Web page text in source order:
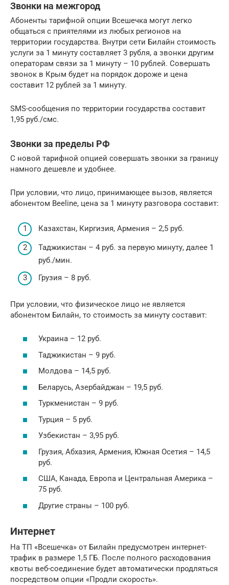
Звонки на межгород
Абоненты тарифной опции Всешечка могут легко
общаться с приятелями из любых регионов на
территории государства. Внутри сети Билайн стоимость
услуги за 1 минуту составляет 3 рубля, а звонки другим
операторам связи за 1 минуту – 10 рублей. Совершать
звонок в Крым будет на порядок дороже и цена
составит 12 рублей за 1 минуту.
SMS-сообщения по территории государства составит
1,95 руб./смс.
Звонки за пределы РФ
С новой тарифной опцией совершать звонки за границу
намного дешевле и удобнее.
При условии, что лицо, принимающее вызов, является
абонентом Beeline, цена за 1 минуту разговора составит:
Казахстан, Киргизия, Армения – 2,5 руб.
Таджикистан – 4 руб. за первую минуту, далее 1
руб./мин.
Грузия – 8 руб.
При условии, что физическое лицо не является
абонентом Билайн, то стоимость за минуту составит:
Украина – 12 руб.
Таджикистан – 9 руб.
Молдова – 14,5 руб.
Беларусь, Азербайджан – 19,5 руб.
Туркменистан – 9 руб.
Турция – 5 руб.
Узбекистан – 3,95 руб.
Грузия, Абхазия, Армения, Южная Осетия – 14,5
руб.
США, Канада, Европа и Центральная Америка –
75 руб.
Другие страны – 100 руб.
Интернет
На ТП «Всешечка» от Билайн предусмотрен интернет-
трафик в размере 1,5 ГБ. После полного расходования
квоты веб-соединение будет автоматически продляться
посредством опции «Продли скорость».